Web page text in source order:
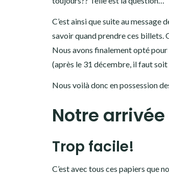
C’est ainsi que suite au message
savoir quand prendre ces billets.
Nous avons finalement opté
(après le 31 décembre, il faut
Nous voilà donc en possession
Notre arrivée
Trop facile!
C’est avec tous ces papiers que